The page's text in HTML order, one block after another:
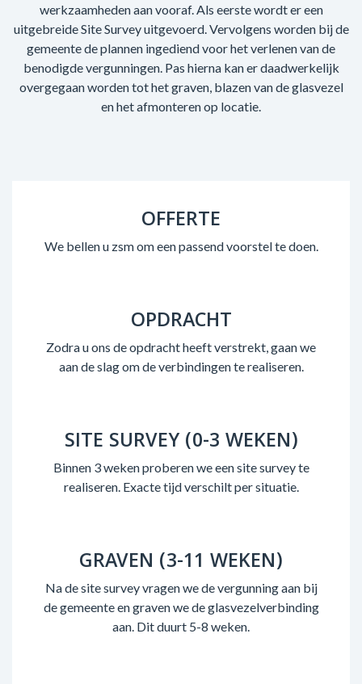
werkzaamheden aan vooraf. Als eerste wordt er een
uitgebreide Site Survey uitgevoerd. Vervolgens worden bij de
gemeente de plannen ingediend voor het verlenen van de
benodigde vergunningen. Pas hierna kan er daadwerkelijk
overgegaan worden tot het graven, blazen van de glasvezel
en het afmonteren op locatie.
OFFERTE
We bellen u zsm om een passend voorstel te doen.
OPDRACHT
Zodra u ons de opdracht heeft verstrekt, gaan we
aan de slag om de verbindingen te realiseren.
SITE SURVEY (0-3 WEKEN)
Binnen 3 weken proberen we een site survey te
realiseren. Exacte tijd verschilt per situatie.
GRAVEN (3-11 WEKEN)
Na de site survey vragen we de vergunning aan bij
de gemeente en graven we de glasvezelverbinding
aan. Dit duurt 5-8 weken.